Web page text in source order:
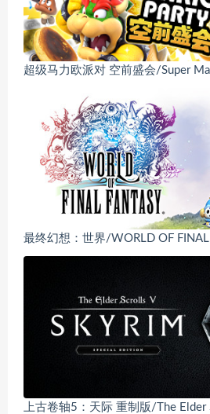
超级马力欧派对 空前盛会/Super
最终幻想：世界/WORLD OF
上古卷轴5：天际 重制版/The